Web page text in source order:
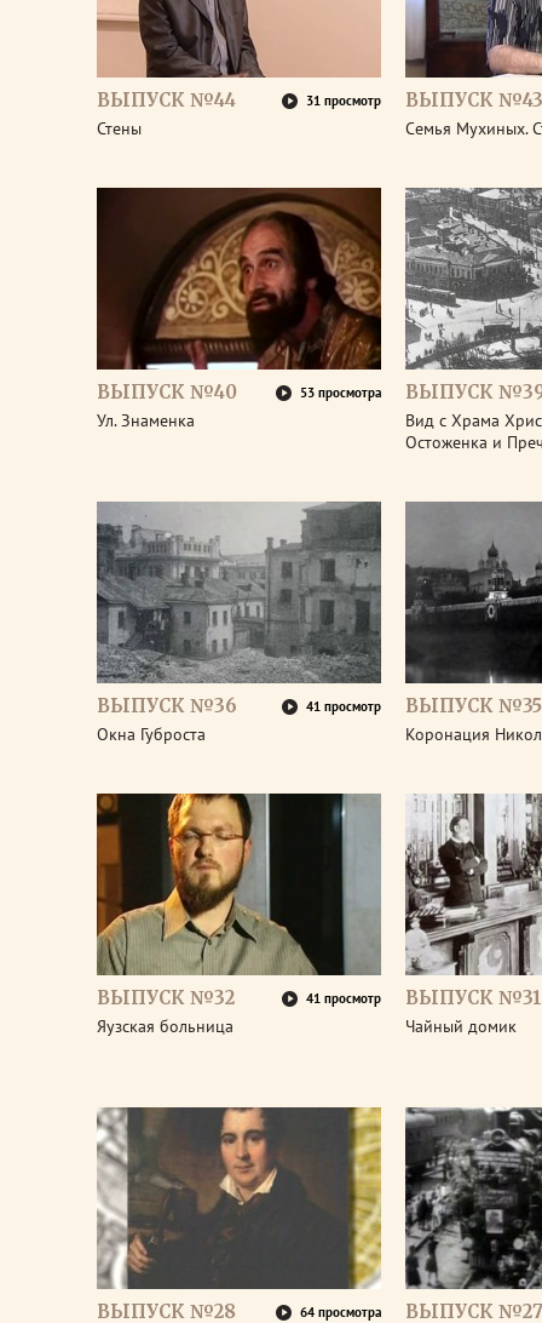
ВЫПУСК №44 31 просмотр
Стены
ВЫПУСК №43
Семья Мухиных.
ВЫПУСК №40 53 просмотра
Ул. Знаменка
ВЫПУСК
Вид с Храма
Остоженка и
ВЫПУСК №36 41 просмотр
Окна Губроста
ВЫПУСК №35
Коронация
ВЫПУСК №32 41 просмотр
Яузская больница
ВЫПУСК №31
Чайный домик
ВЫПУСК №28 64 просмотра ВЫПУСК №27